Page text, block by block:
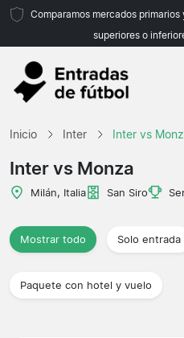
Comparamos mercados
superiores o
Inicio Inter Inter vs
Inter vs Monza
Milán, Italia San Siro
Mostrar todo Solo entrada
Paquete con hotel y vuelo